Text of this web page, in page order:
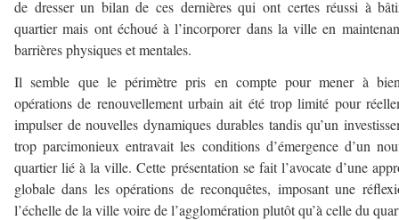
de dresser un bilan de ces dernières qui ont certes réussi à
quartier mais ont échoué à l’incorporer dans la ville en
barrières physiques et mentales.
Il semble que le périmètre pris en compte pour mener à
opérations de renouvellement urbain ait été trop limité pour
impulser de nouvelles dynamiques durables tandis qu’un
trop parcimonieux entravait les conditions d’émergence d’un
quartier lié à la ville. Cette présentation se fait l’avocate d’une
globale dans les opérations de reconquêtes, imposant une
l’échelle de la ville voire de l’agglomération plutôt qu’à celle du